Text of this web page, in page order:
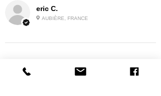
eric C.
AUBIÈRE, FRANCE